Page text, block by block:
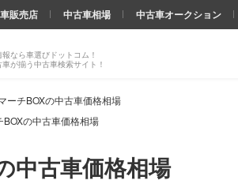
中古車価格相場
なら車選びドットコム！
が揃う中古車検索サイト！
販売店 中古車相場 中古車オークション
ーチBOXの中古車価格相場
BOXの中古車価格相場